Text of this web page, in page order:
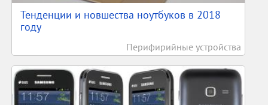
Тенденции и новшества ноутбуков в 2018
году
Перифирийные устройства